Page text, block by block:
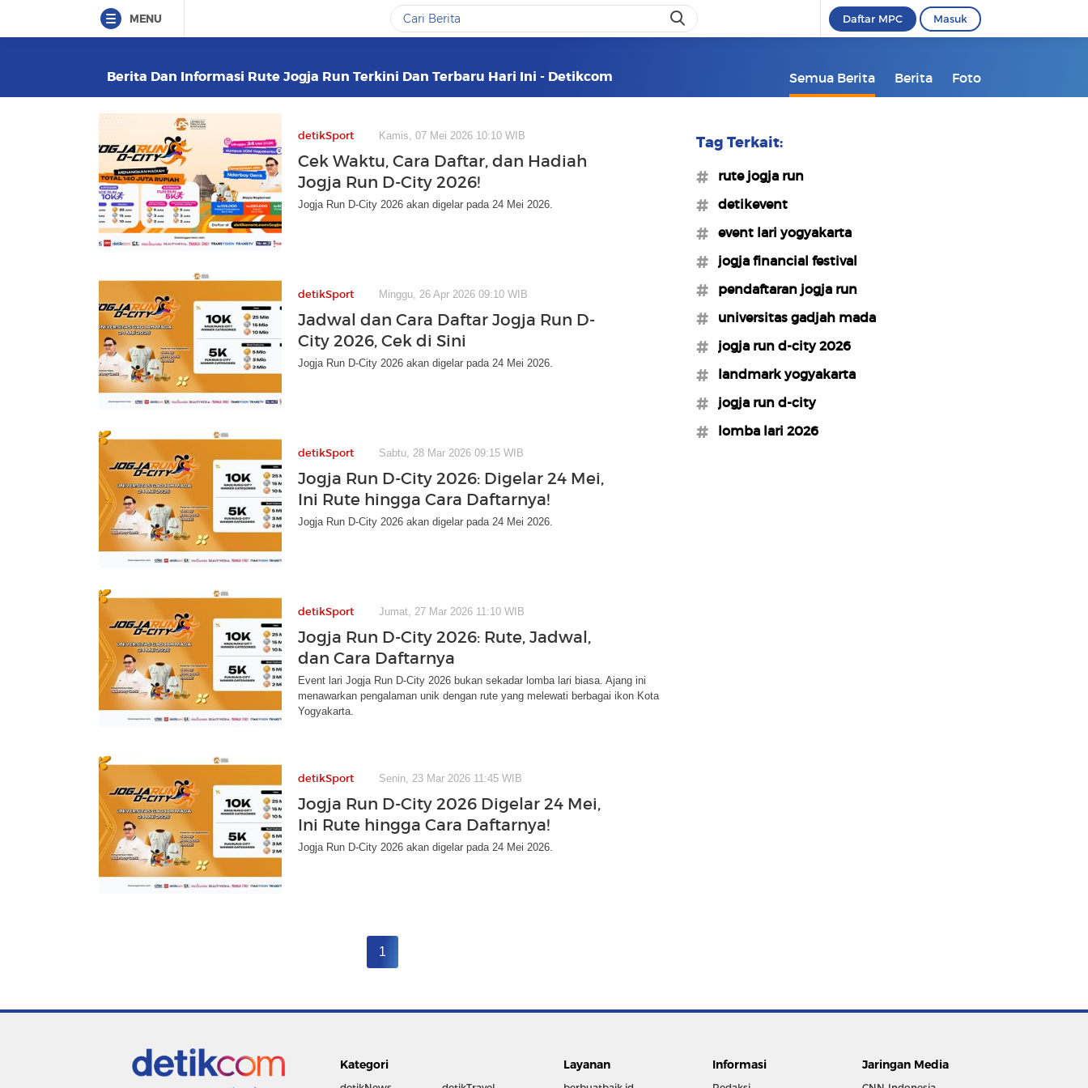
MENU Daftar MPC Masuk
Berita Dan Informasi Rute Jogja Run Terkini Dan Terbaru Hari Ini - Detikcom Semua Berita Berita Foto
detikSport Kamis, 07 Mei 2026 10:10 WIB
Cek Waktu, Cara Daftar, dan Hadiah
Jogja Run D-City 2026!
Jogja Run D-City 2026 akan digelar pada 24 Mei 2026.
detikSport Minggu, 26 Apr 2026 09:10 WIB
Jadwal dan Cara Daftar Jogja Run D-
City 2026, Cek di Sini
Jogja Run D-City 2026 akan digelar pada 24 Mei 2026.
detikSport Sabtu, 28 Mar 2026 09:15 WIB
Jogja Run D-City 2026: Digelar 24 Mei,
Ini Rute hingga Cara Daftarnya!
Jogja Run D-City 2026 akan digelar pada 24 Mei 2026.
detikSport Jumat, 27 Mar 2026 11:10 WIB
Jogja Run D-City 2026: Rute, Jadwal,
dan Cara Daftarnya
Event lari Jogja Run D-City 2026 bukan sekadar lomba lari biasa. Ajang ini
menawarkan pengalaman unik dengan rute yang melewati berbagai ikon Kota
Yogyakarta.
detikSport Senin, 23 Mar 2026 11:45 WIB
Jogja Run D-City 2026 Digelar 24 Mei,
Ini Rute hingga Cara Daftarnya!
Jogja Run D-City 2026 akan digelar pada 24 Mei 2026.
1
Tag Terkait:
#rute jogja run
#detikevent
#event lari yogyakarta
#jogja financial festival
#pendaftaran jogja run
#universitas gadjah mada
#jogja run d-city 2026
#landmark yogyakarta
#jogja run d-city
#lomba lari 2026
Kategori Layanan Informasi Jaringan Media